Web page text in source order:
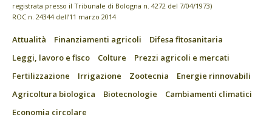
registrata presso il Tribunale di Bologna n. 4272 del 7/04/1973)
ROC n. 24344 dell’11 marzo 2014
Attualità Finanziamenti agricoli
Difesa fitosanitaria
Leggi, lavoro e fisco
Colture
Prezzi agricoli e mercati
Fertilizzazione
Irrigazione Zootecnia
Energie rinnovabili
Agricoltura biologica
Biotecnologie
Cambiamenti climatici
Economia circolare